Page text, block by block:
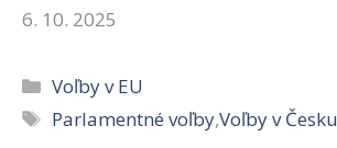
6. 10. 2025
Kategórie
Voľby v EU
Značky
Parlamentné voľby,Voľby v Česku